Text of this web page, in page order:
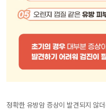
정확한 유방암 증상이 발견되지 않